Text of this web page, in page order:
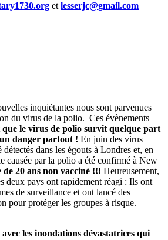
et lesserjc@gmail.com
inquiétantes nous sont parvenues
du virus de la polio. Ces évènements
que le virus de polio survit quelque part
danger partout ! En juin des virus
dans les égouts à Londres et, en
causée par la polio a été confirmé à New
20 ans non vacciné !!! Heureusement,
deux pays ont rapidement réagi : Ils ont
de surveillance et ont lancé des
pour protéger les groupes à risque.
les inondations dévastatrices qui